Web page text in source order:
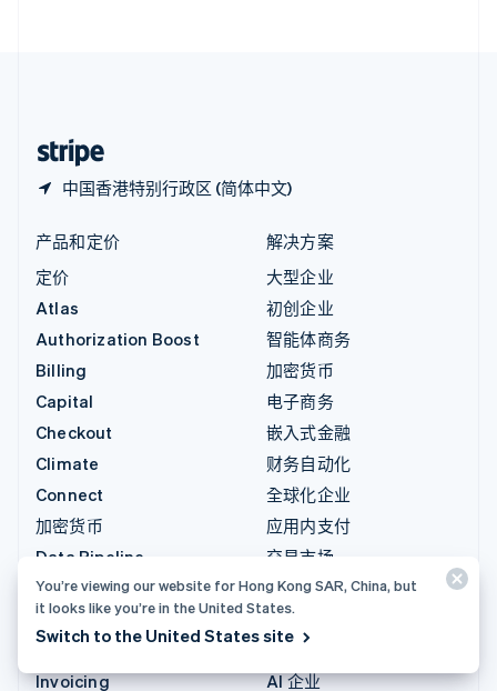
中国香港特别行政区 (简体中文)
产品和定价
定价
Atlas
Authorization Boost
Billing
Capital
Checkout
Climate
Connect
加密货币
Data Pipeline
Elements
Financial Connections
Identity
Invoicing
解决方案
大型企业
初创企业
智能体商务
加密货币
电子商务
嵌入式金融
财务自动化
全球化企业
应用内支付
交易市场
资金管理
平台
软件即服务
AI 企业
You’re viewing our website for Hong Kong SAR, China, but
it looks like you’re in the United States.
Switch to the United States site